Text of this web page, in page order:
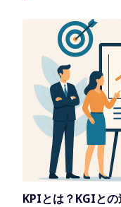
KPIとは？KGIと